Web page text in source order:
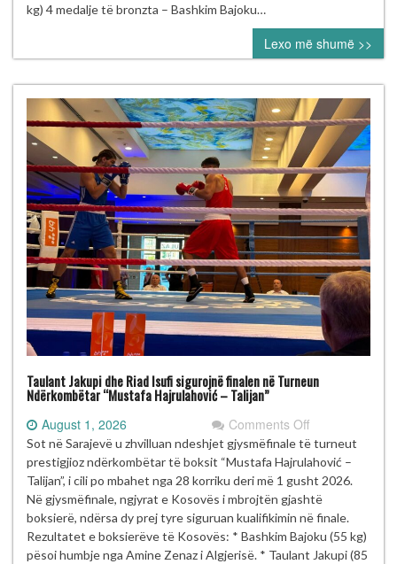
“Mustafa
Hajrulahović
–
Talijan”
me
gjashtë
medalje
kg) 4 medalje të bronzta – Bashkim Bajoku…
Lexo më shumë >>
Taulant Jakupi dhe Riad Isufi sigurojnë finalen në Turneun
Ndërkombëtar “Mustafa Hajrulahović – Talijan”
August 1, 2026 Comments Offon
Taulant
Jakupi
dhe
Riad
Isufi
sigurojnë
finalen
Sot në Sarajevë u zhvilluan ndeshjet gjysmëfinale të turneut
prestigjioz ndërkombëtar të boksit “Mustafa Hajrulahović –
Talijan”, i cili po mbahet nga 28 korriku deri më 1 gusht 2026.
Në gjysmëfinale, ngjyrat e Kosovës i mbrojtën gjashtë
boksierë, ndërsa dy prej tyre siguruan kualifikimin në finale.
Rezultatet e boksierëve të Kosovës: * Bashkim Bajoku (55 kg)
pësoi humbje nga Amine Zenaz i Algjerisë. * Taulant Jakupi (85